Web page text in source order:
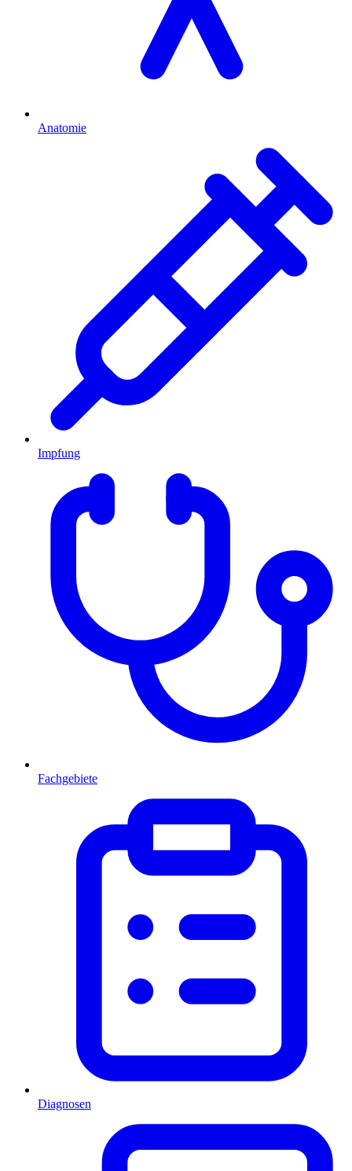
Anatomie
Impfung
Fachgebiete
Diagnosen